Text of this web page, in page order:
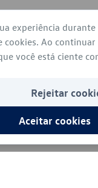
experiência durante
cookies. Ao continuar
você está ciente
Rejeitar
Aceitar cookies